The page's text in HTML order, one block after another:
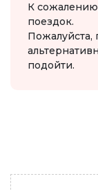
К
поездок.
подойти.